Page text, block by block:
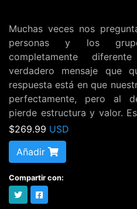
Muchas veces nos
personas y los
completamente
verdadero mensaje que
respuesta está en que
perfectamente, pero al
pierde estructura y valor.
coordinación generada
escénico, inseguridad
linguisticas. Este taller le
cuerpo y el equipo que
$269.99 USD
Añadir
Compartir con: